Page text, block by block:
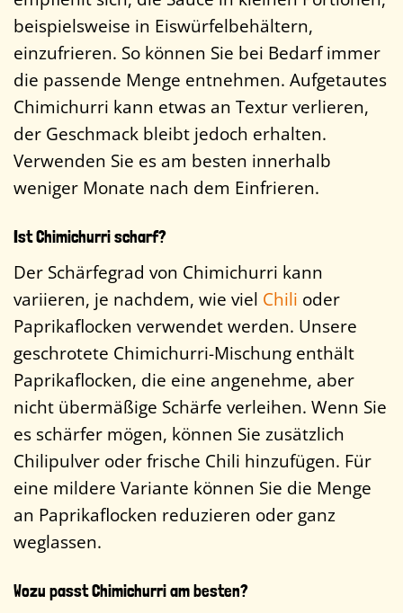
beispielsweise in Eiswürfelbehältern,
einzufrieren. So können Sie bei Bedarf immer
die passende Menge entnehmen. Aufgetautes
Chimichurri kann etwas an Textur verlieren,
der Geschmack bleibt jedoch erhalten.
Verwenden Sie es am besten innerhalb
weniger Monate nach dem Einfrieren.
Ist Chimichurri scharf?
Der Schärfegrad von Chimichurri kann
variieren, je nachdem, wie viel Chili oder
Paprikaflocken verwendet werden. Unsere
geschrotete Chimichurri-Mischung enthält
Paprikaflocken, die eine angenehme, aber
nicht übermäßige Schärfe verleihen. Wenn Sie
es schärfer mögen, können Sie zusätzlich
Chilipulver oder frische Chili hinzufügen. Für
eine mildere Variante können Sie die Menge
an Paprikaflocken reduzieren oder ganz
weglassen.
Wozu passt Chimichurri am besten?